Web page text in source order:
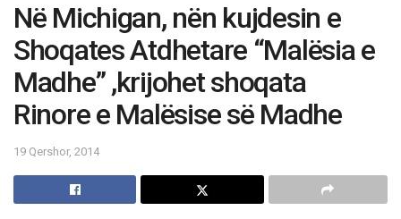
Në Michigan, nën kujdesin e
Shoqates Atdhetare “Malësia e
Madhe” ,krijohet shoqata
Rinore e Malësise së Madhe
19 Qershor, 2014